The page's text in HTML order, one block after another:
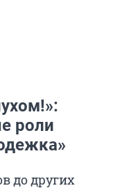
роли
до других